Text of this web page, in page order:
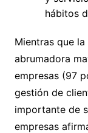
hábitos
Mientras que
abrumadora
empresas (97
gestión de
importante de
empresas